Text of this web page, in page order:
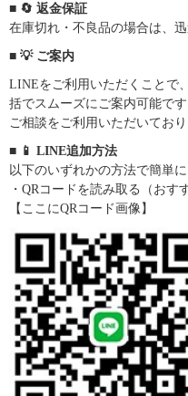
■ 🔄 返金保証
在庫切れ・不良品の場合は、
■ 💡 ご案内
LINEをご利用いただくことで
括でスムーズにご案内可能で
ご相談をご利用いただいており
■ 📱 LINE追加方法
以下のいずれかの方法で簡単
・QRコードを読み取る（おす
【ここにQRコード画像】